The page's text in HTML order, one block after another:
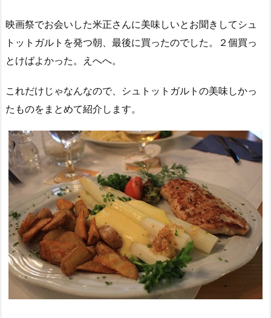
映画祭でお会いした米正さんに美味しいとお聞きしてシュ
トットガルトを発つ朝、最後に買ったのでした。２個買っ
とけばよかった。えへへ。
これだけじゃなんなので、シュトットガルトの美味しかっ
たものをまとめて紹介します。